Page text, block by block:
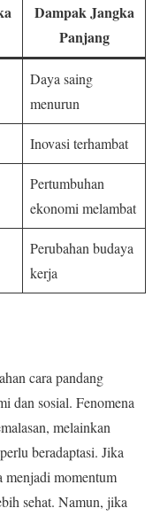
Dampak Jangka
Panjang
Daya saing
menurun
Inovasi terhambat
Pertumbuhan
ekonomi melambat
Perubahan budaya
kerja
cara pandang
dan sosial. Fenomena
melainkan
beradaptasi. Jika
momentum
sehat. Namun, jika